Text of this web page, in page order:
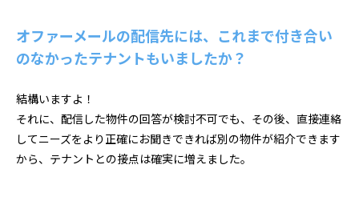
オファーメールの配信先には、これまで付き合い
のなかったテナントもいましたか？
結構いますよ！
それに、配信した物件の回答が検討不可でも、その後、直接連絡
してニーズをより正確にお聞きできれば別の物件が紹介できます
から、テナントとの接点は確実に増えました。